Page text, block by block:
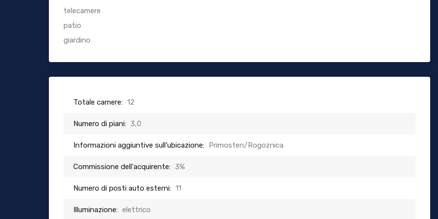
telecamere
patio
giardino
Totale camere: 12
Numero di piani: 3,0
Informazioni aggiuntive sull'ubicazione: Primosten/Rogoznica
Commissione dell'acquirente: 3%
Numero di posti auto esterni: 11
Illuminazione: elettrico